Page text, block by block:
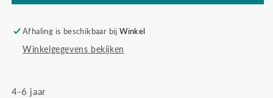
Afhaling is beschikbaar bijWinkel
Winkelgegevens bekijken
4-6 jaar